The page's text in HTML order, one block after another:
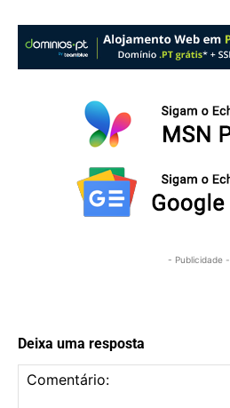
- Publicidade -
Deixa uma resposta